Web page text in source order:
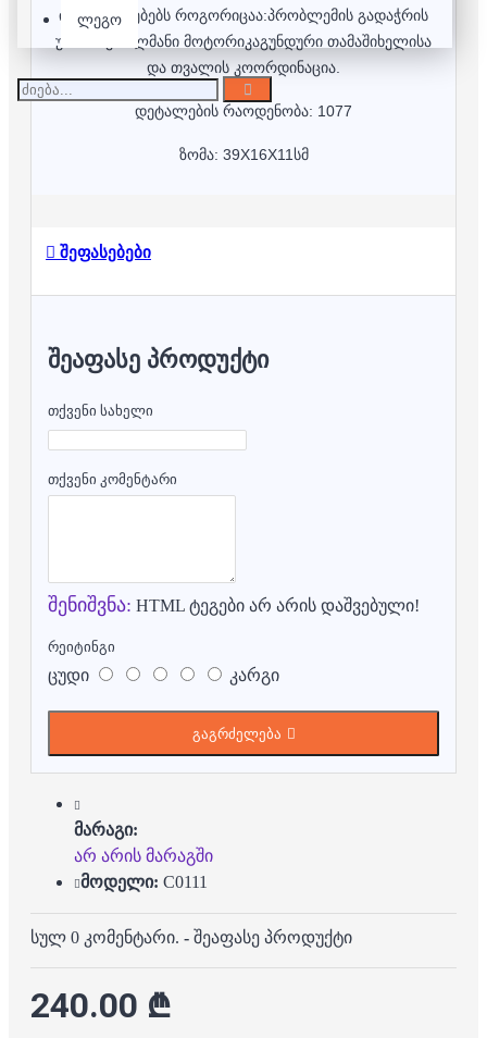
ლეგო
ისეთ თვისებებს როგორიცაა:პრობლემის გადაჭრის
უნარიწვრილმანი მოტორიკაგუნდური თამაშიხელისა
და თვალის კოორდინაცია.
დეტალების რაოდენობა: 1077
ზომა: 39X16X11სმ
შეფასებები
ᲨᲔᲐᲤᲐᲡᲔ ᲞᲠᲝᲓᲣᲥᲢᲘ
თქვენი სახელი
თქვენი კომენტარი
შენიშვნა: HTML ტეგები არ არის დაშვებული!
რეიტინგი
ცუდი კარგი
გაგრძელება
მარაგი:
არ არის მარაგში
მოდელი: C0111
სულ 0 კომენტარი. - შეაფასე პროდუქტი
240.00 ₾